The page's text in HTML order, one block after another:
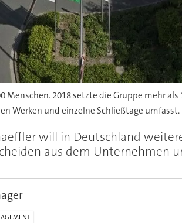
2018 setzte die Gruppe mehr
Werken und einzelne Schließtage umfasst.
will in Deutschland
aus dem Unternehmen